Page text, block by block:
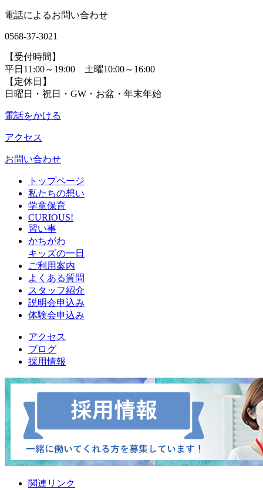
電話によるお問い合わせ
0568-37-3021
【受付時間】
平日11:00～19:00 土曜10:00～16:00
【定休日】
日曜日・祝日・GW・お盆・年末年始
電話をかける
アクセス
お問い合わせ
トップページ
私たちの想い
学童保育
CURIOUS!
習い事
かちがわ
キッズの一日
ご利用案内
よくある質問
スタッフ紹介
説明会申込み
体験会申込み
アクセス
ブログ
採用情報
関連リンク